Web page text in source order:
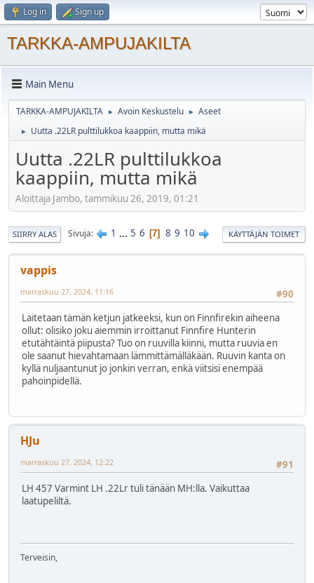
Log in Sign up
TARKKA-AMPUJAKILTA
Main Menu
TARKKA-AMPUJAKILTA ► Avoin Keskustelu ► Aseet
► Uutta .22LR pulttilukkoa kaappiin, mutta mikä
Uutta .22LR pulttilukkoa
kaappiin, mutta mikä
Aloittaja Jambo, tammikuu 26, 2019, 01:21
SIIRRY ALAS Sivuja 1 ... 5 6 7 8 9 10 KÄYTTÄJÄN TOIMET
vappis
#90
marraskuu 27, 2024, 11:16
Laitetaan tämän ketjun jatkeeksi, kun on Finnfirekin aiheena
ollut: olisiko joku aiemmin irroittanut Finnfire Hunterin
etutähtäintä piipusta? Tuo on ruuvilla kiinni, mutta ruuvia en
ole saanut hievahtamaan lämmittämälläkään. Ruuvin kanta on
kyllä nuljaantunut jo jonkin verran, enkä viitsisi enempää
pahoinpidellä.
HJu
#91
marraskuu 27, 2024, 12:22
LH 457 Varmint LH .22Lr tuli tänään MH:lla. Vaikuttaa
laatupeliltä.
Terveisin,